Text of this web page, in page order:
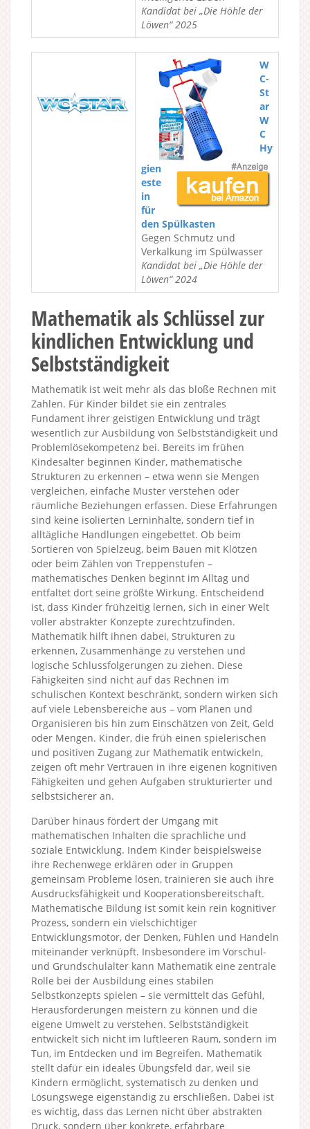
Kandidat bei „Die Höhle der
Löwen“ 2025
W
C-
St
ar
W
C
Hy
gien
este
in
für
den Spülkasten
Gegen Schmutz und
Verkalkung im Spülwasser
Kandidat bei „Die Höhle der
Löwen“ 2024
Mathematik als Schlüssel zur
kindlichen Entwicklung und
Selbstständigkeit
Mathematik ist weit mehr als das bloße Rechnen mit
Zahlen. Für Kinder bildet sie ein zentrales
Fundament ihrer geistigen Entwicklung und trägt
wesentlich zur Ausbildung von Selbstständigkeit und
Problemlösekompetenz bei. Bereits im frühen
Kindesalter beginnen Kinder, mathematische
Strukturen zu erkennen – etwa wenn sie Mengen
vergleichen, einfache Muster verstehen oder
räumliche Beziehungen erfassen. Diese Erfahrungen
sind keine isolierten Lerninhalte, sondern tief in
alltägliche Handlungen eingebettet. Ob beim
Sortieren von Spielzeug, beim Bauen mit Klötzen
oder beim Zählen von Treppenstufen –
mathematisches Denken beginnt im Alltag und
entfaltet dort seine größte Wirkung. Entscheidend
ist, dass Kinder frühzeitig lernen, sich in einer Welt
voller abstrakter Konzepte zurechtzufinden.
Mathematik hilft ihnen dabei, Strukturen zu
erkennen, Zusammenhänge zu verstehen und
logische Schlussfolgerungen zu ziehen. Diese
Fähigkeiten sind nicht auf das Rechnen im
schulischen Kontext beschränkt, sondern wirken sich
auf viele Lebensbereiche aus – vom Planen und
Organisieren bis hin zum Einschätzen von Zeit, Geld
oder Mengen. Kinder, die früh einen spielerischen
und positiven Zugang zur Mathematik entwickeln,
zeigen oft mehr Vertrauen in ihre eigenen kognitiven
Fähigkeiten und gehen Aufgaben strukturierter und
selbstsicherer an.
Darüber hinaus fördert der Umgang mit
mathematischen Inhalten die sprachliche und
soziale Entwicklung. Indem Kinder beispielsweise
ihre Rechenwege erklären oder in Gruppen
gemeinsam Probleme lösen, trainieren sie auch ihre
Ausdrucksfähigkeit und Kooperationsbereitschaft.
Mathematische Bildung ist somit kein rein kognitiver
Prozess, sondern ein vielschichtiger
Entwicklungsmotor, der Denken, Fühlen und Handeln
miteinander verknüpft. Insbesondere im Vorschul-
und Grundschulalter kann Mathematik eine zentrale
Rolle bei der Ausbildung eines stabilen
Selbstkonzepts spielen – sie vermittelt das Gefühl,
Herausforderungen meistern zu können und die
eigene Umwelt zu verstehen. Selbstständigkeit
entwickelt sich nicht im luftleeren Raum, sondern im
Tun, im Entdecken und im Begreifen. Mathematik
stellt dafür ein ideales Übungsfeld dar, weil sie
Kindern ermöglicht, systematisch zu denken und
Lösungswege eigenständig zu erschließen. Dabei ist
es wichtig, dass das Lernen nicht über abstrakten
Druck, sondern über konkrete, erfahrbare